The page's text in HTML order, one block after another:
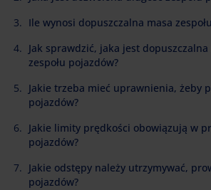
Ile wynosi dopuszczalna masa
Jak sprawdzić, jaka jest dopuszczalna
zespołu pojazdów?
Jakie trzeba mieć uprawnienia, żeby
pojazdów?
Jakie limity prędkości obowiązują w
pojazdów?
Jakie odstępy należy utrzymywać,
pojazdów?